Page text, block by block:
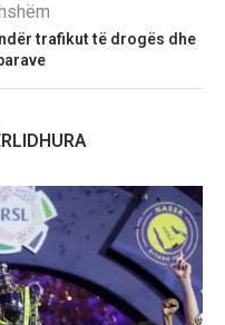
trafikut të drogës dhe